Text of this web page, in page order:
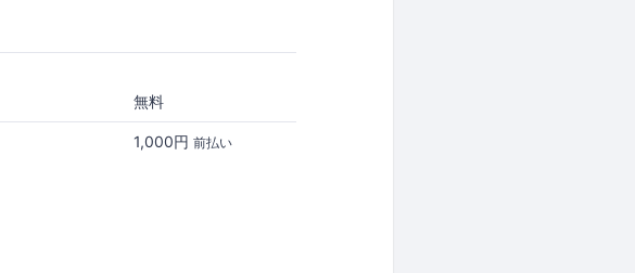
無料
1,000円 前払い